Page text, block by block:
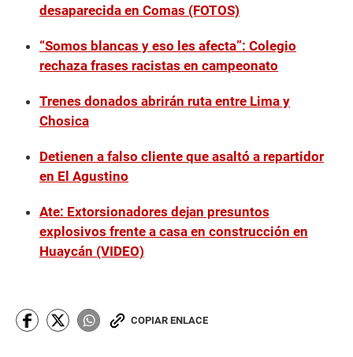
desaparecida en Comas (FOTOS)
“Somos blancas y eso les afecta”: Colegio
rechaza frases racistas en campeonato
Trenes donados abrirán ruta entre Lima y
Chosica
Detienen a falso cliente que asaltó a repartidor
en El Agustino
Ate: Extorsionadores dejan presuntos
explosivos frente a casa en construcción en
Huaycán (VIDEO)
COPIAR ENLACE